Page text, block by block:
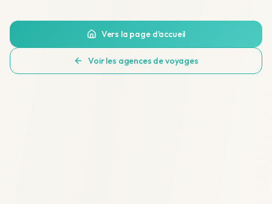
Vers la page d'accueil
Voir les agences de voyages